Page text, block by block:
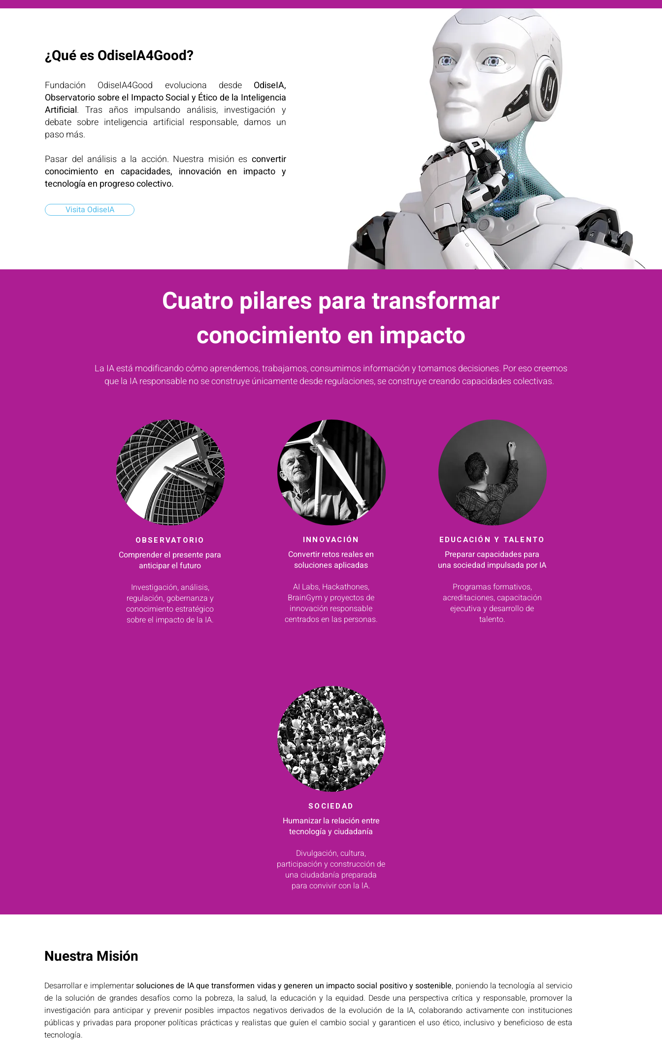
¿Qué es OdiseIA4Good?
Fundación OdiseIA4Good evoluciona desdeOdiseIA,
Observatorio sobre el Impacto Social y Ético de la Inteligencia
Artificial. Tras años impulsando análisis, investigación y
debate sobre inteligencia artificial responsable, damos un
paso más.
Pasar del análisis a la acción. Nuestra misión es convertir
conocimiento en capacidades, innovación en impacto y
tecnología en progreso colectivo.
Visita OdiseIA
Cuatro pilares para transformar
conocimiento en impacto
La IA está modificando cómo aprendemos, trabajamos, consumimos información y tomamos decisiones. Por eso creemos
que la IA responsable no se construyeúnicamente desde regulaciones, se construye creando capacidades colectivas.
OBSERVATORIO
Comprender el presente para
anticipar el futuro
Investigación, análisis,
regulación, gobernanza y
conocimiento estratégico
sobre el impacto de la IA.
INNOVACIÓN
Convertir retos reales en
soluciones aplicadas
AI Labs, Hackathones,
BrainGym y proyectos de
innovación responsable
centrados en las personas.
EDUCACIÓN Y TALENTO
Preparar capacidades para
una sociedad impulsada por IA
Programas formativos,
acreditaciones, capacitación
ejecutiva y desarrollo de
talento.
SOCIEDAD
Humanizar la relación entre
tecnología y ciudadanía
Divulgación, cultura,
participación y construcción de
una ciudadanía preparada
para convivir con la lA.
Nuestra Misión
Desarrollar e implementarsoluciones de IA que transformen vidas y generen un impacto social positivo y sostenible, poniendo la tecnología al servicio
de la solución de grandes desafíos como la pobreza, la salud, la educación y la equidad. Desde una perspectiva crítica y responsable, promover la
investigación para anticipar y prevenir posibles impactos negativos derivados de la evolución de la IA, colaborando activamente con instituciones
públicas y privadas para proponer políticas prácticas y realistas que guíen el cambio social y garanticen el uso ético, inclusivo y beneficioso de esta
tecnología.